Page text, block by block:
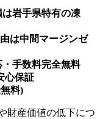
岩手県特有の凍
は中間マージンゼ
手数料完全無料
心保証
料)
財産価値の低下につ